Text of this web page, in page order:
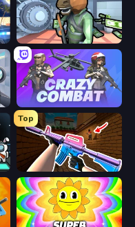
Bank Robbery
Crazy Combat
Top
KS Z